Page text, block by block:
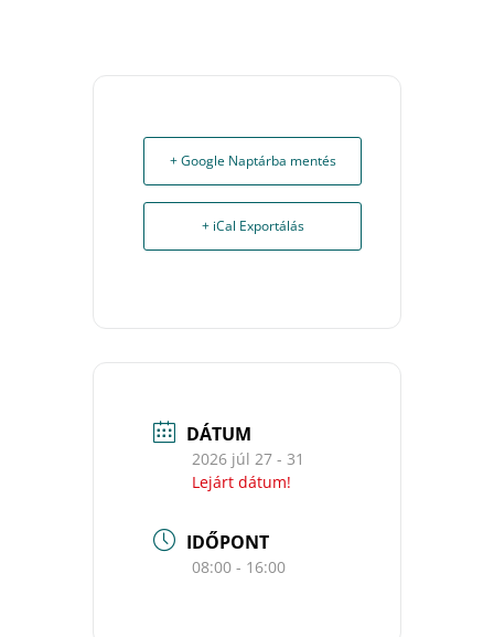
+ Google Naptárba mentés
+ iCal Exportálás
DÁTUM
2026 júl 27 - 31
Lejárt dátum!
IDŐPONT
08:00 - 16:00